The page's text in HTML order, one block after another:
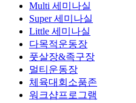
Multi 세미나실
Super 세미나실
Little 세미나실
다목적운동장
풋살장&족구장
멀티운동장
체육대회소품존
워크샵프로그램